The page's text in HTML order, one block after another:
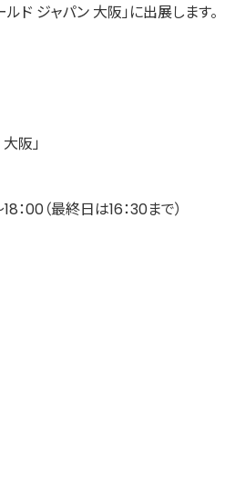
ド ジャパン 大阪」に出展します。
阪」
00（最終日は16：30まで）